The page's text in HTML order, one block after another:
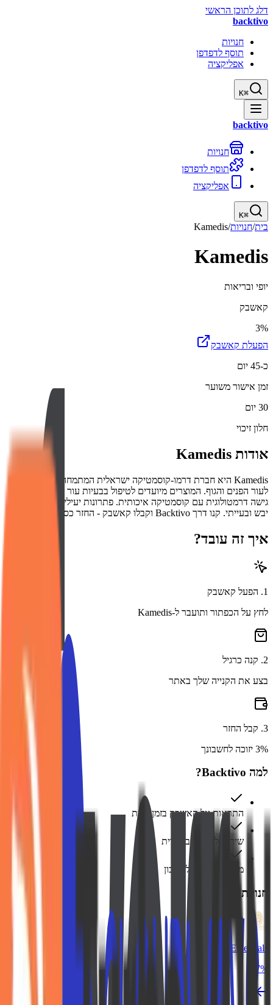
דלג לתוכן הראשי
backtivo
חנויות
תוסף לדפדפן
אפליקציה
⌘
K
backtivo
חנויות
תוסף לדפדפן
אפליקציה
⌘
K
בית/חנויות/
Kamedis
Kamedis
יופי ובריאות
קאשבק
3%
הפעלת קאשבק
כ-45 יום
זמן אישור משוער
30 יום
חלון זיכוי
אודות Kamedis
Kamedis היא חברת דרמו-קוסמטיקה ישראלית המתמחה במוצרי טיפוח
לעור הפנים והגוף. המוצרים מיועדים לטיפול בבעיות עור שונות ומשלבים
גישה דרמטולוגית עם קוסמטיקה איכותית. פתרונות יעילים לעור רגיש,
יבש ובעייתי. קנו דרך Backtivo וקבלו קאשבק - החזר כספי על כל הזמנה.
איך זה עובד?
1
. הפעל קאשבק
לחץ על הכפתור ותועבר ל-Kamedis
2
. קנה כרגיל
בצע את הקנייה שלך באתר
3
. קבל החזר
3% יזוכה לחשבונך
למה Backtivo?
התראות על קאשבק בזמן אמת
שירות לקוחות בעברית
משיכה מהירה לחשבון
חנויות דומות
Forest Essentials
7.7%